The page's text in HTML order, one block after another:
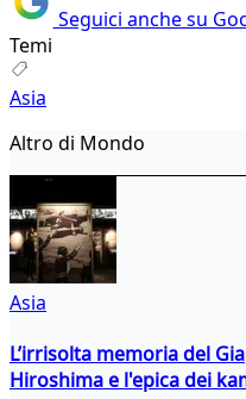
Seguici anche su
Temi
Asia
Altro di Mondo
Asia
L’irrisolta memoria del
Hiroshima e l'epica dei